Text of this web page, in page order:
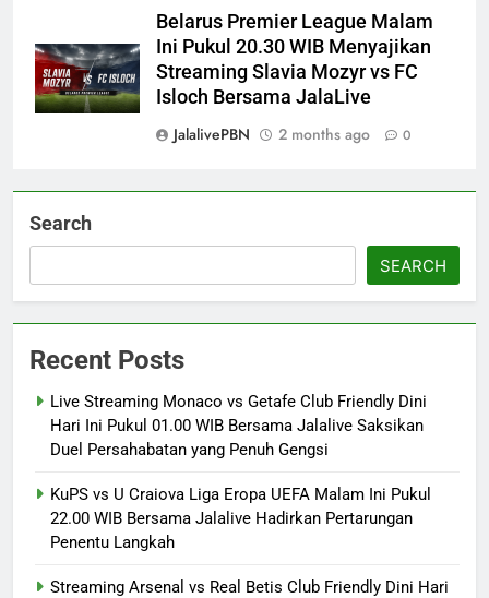
Belarus Premier League Malam
Ini Pukul 20.30 WIB Menyajikan
Streaming Slavia Mozyr vs FC
Isloch Bersama JalaLive
JalalivePBN
2 months ago 0
Search
SEARCH
Recent Posts
Live Streaming Monaco vs Getafe Club Friendly Dini
Hari Ini Pukul 01.00 WIB Bersama Jalalive Saksikan
Duel Persahabatan yang Penuh Gengsi
KuPS vs U Craiova Liga Eropa UEFA Malam Ini Pukul
22.00 WIB Bersama Jalalive Hadirkan Pertarungan
Penentu Langkah
Streaming Arsenal vs Real Betis Club Friendly Dini Hari